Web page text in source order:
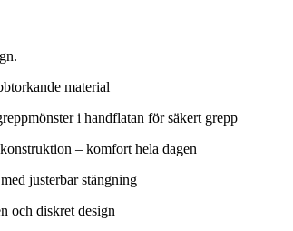
material
i handflatan för säkert grepp
– komfort hela dagen
justerbar stängning
och diskret design